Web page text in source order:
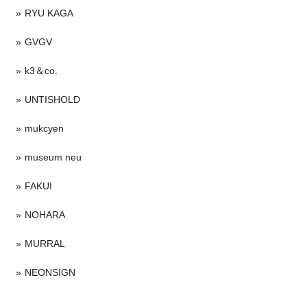
RYU KAGA
GVGV
k3＆co.
UNTISHOLD
mukcyen
museum neu
FAKUI
NOHARA
MURRAL
NEONSIGN